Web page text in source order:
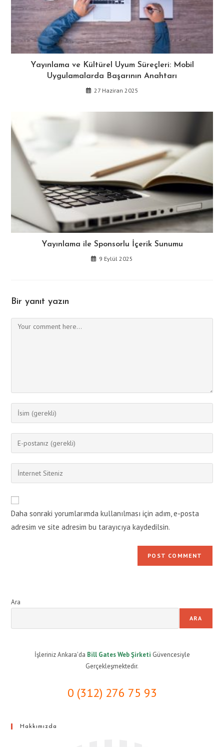
Yayınlama ve Kültürel Uyum Süreçleri: Mobil
Uygulamalarda Başarının Anahtarı
27 Haziran 2025
Yayınlama ile Sponsorlu İçerik Sunumu
9 Eylül 2025
Bir yanıt yazın
Comment
Enter
your
name
comment
Enter
your
email
address
Enter
your
URL
(optional)
Daha sonraki yorumlarımda kullanılması için adım, e-posta
adresim ve site adresim bu tarayıcıya kaydedilsin.
Ara
ARA
İşleriniz Ankara'da Bill Gates Web Şirketi Güvencesiyle
Gerçekleşmektedir.
0 (312) 276 75 93
Hakkımızda